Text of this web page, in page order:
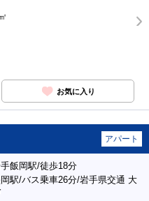
お気に入り
アパート
飯岡駅/徒歩18分
駅/バス乗車26分/岩手県交通 大